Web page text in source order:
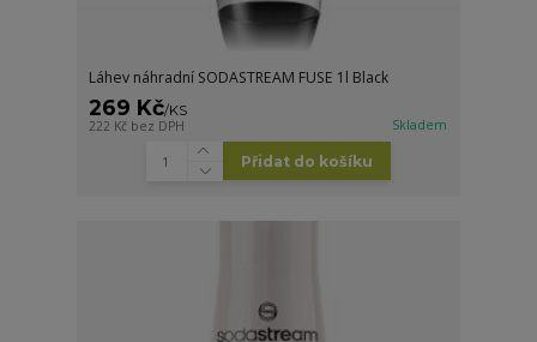
Láhev náhradní SODASTREAM FUSE 1l Black
269 Kč/KS
222 Kč bez DPH Skladem
Přidat do košíku